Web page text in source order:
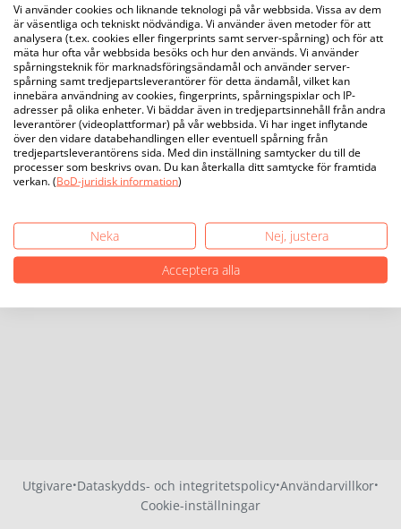
Utgivare·Dataskydds- och integritetspolicy·Användarvillkor·
Cookie-inställningar
Vi använder cookies och liknande teknologi på vår webbsida. Vissa av dem
är väsentliga och tekniskt nödvändiga. Vi använder även metoder för att
analysera (t.ex. cookies eller fingerprints samt server-spårning) och för att
mäta hur ofta vår webbsida besöks och hur den används. Vi använder
spårningsteknik för marknadsföringsändamål och använder server-
spårning samt tredjepartsleverantörer för detta ändamål, vilket kan
innebära användning av cookies, fingerprints, spårningspixlar och IP-
adresser på olika enheter. Vi bäddar även in tredjepartsinnehåll från andra
leverantörer (videoplattformar) på vår webbsida. Vi har inget inflytande
över den vidare databehandlingen eller eventuell spårning från
tredjepartsleverantörens sida. Med din inställning samtycker du till de
processer som beskrivs ovan. Du kan återkalla ditt samtycke för framtida
verkan. (BoD-juridisk information)
Neka
Nej, justera
Acceptera alla